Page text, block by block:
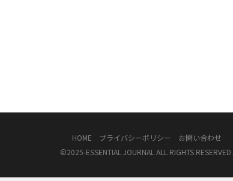
HOME プライバシーポリシー
お問い合わせ
©2025-ESSENTIAL JOURNAL ALL RIGHTS RESERVED.